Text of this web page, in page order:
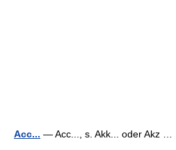
Acc... — Acc..., s. Akk... oder Akz …